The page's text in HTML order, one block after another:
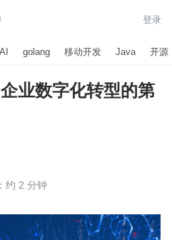
登录
AI golang 移动开发 Java 开源
业数字化转型的第
约 2 分钟